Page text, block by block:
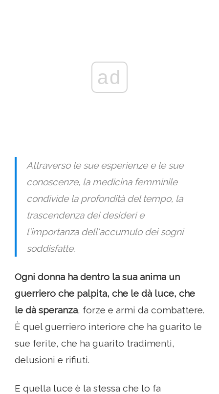
ad
Attraverso le sue esperienze e le sue
conoscenze, la medicina femminile
condivide la profondità del tempo, la
trascendenza dei desideri e
l'importanza dell'accumulo dei sogni
soddisfatte.
Ogni donna ha dentro la sua anima un
guerriero che palpita, che le dà luce, che
le dà speranza, forze e armi da combattere.
È quel guerriero interiore che ha guarito le
sue ferite, che ha guarito tradimenti,
delusioni e rifiuti.
E quella luce è la stessa che lo fa